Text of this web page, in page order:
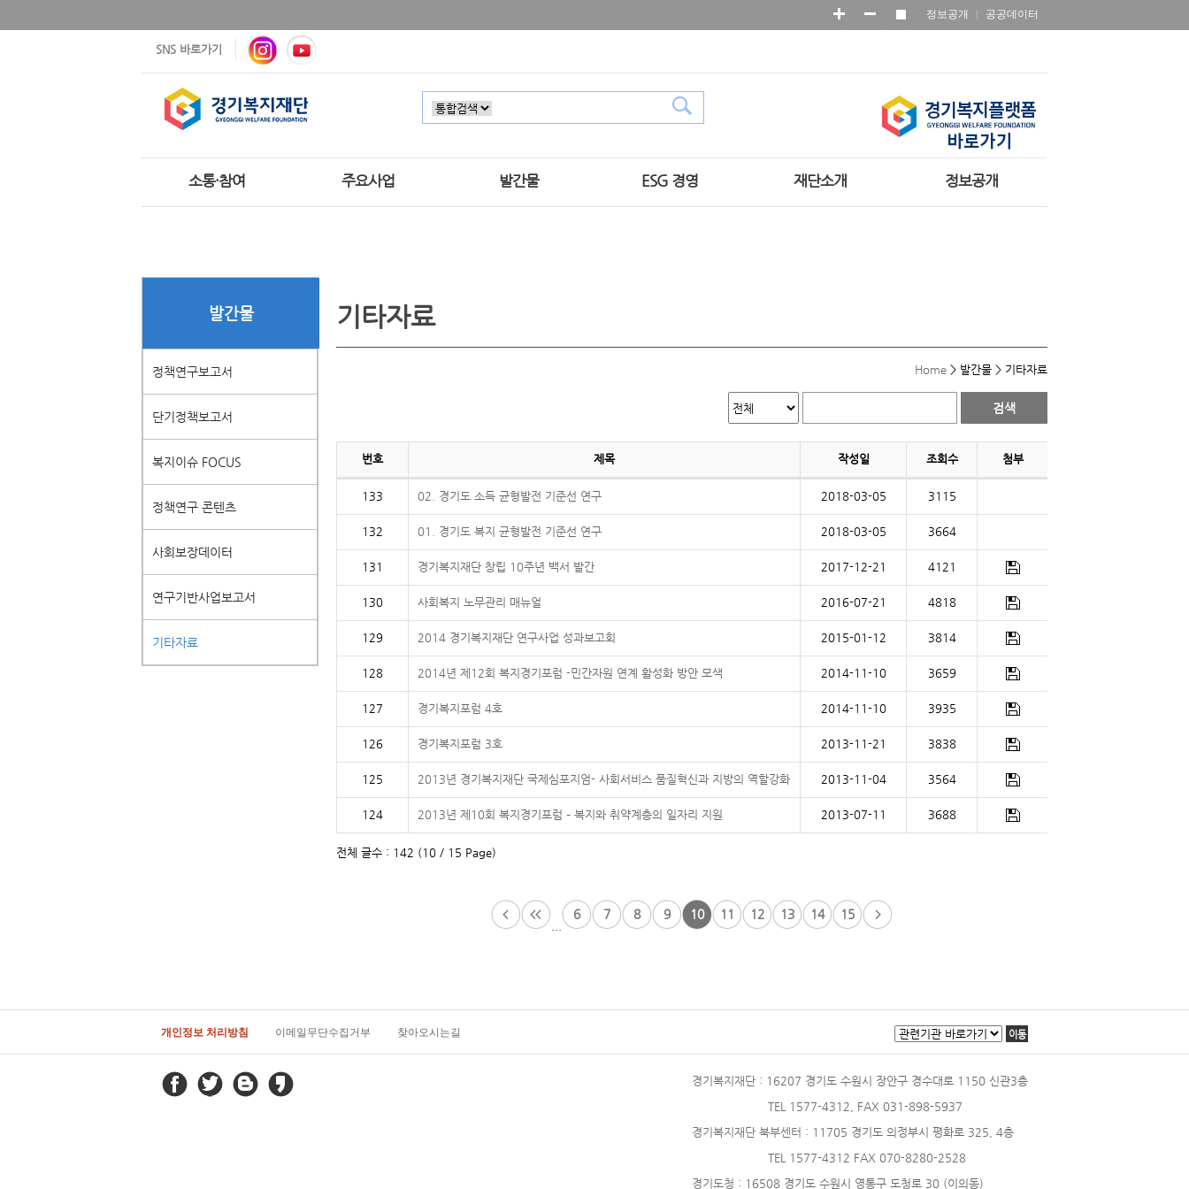
정보공개 공공데이터
SNS 바로가기
소통·참여 주요사업 발간물 ESG 경영 재단소개 정보공개
발간물
정책연구보고서
단기정책보고서
복지이슈 FOCUS
정책연구 콘텐츠
사회보장데이터
연구기반사업보고서
기타자료
기타자료
Home > 발간물 > 기타자료
번호 제목 작성일 조회수 첨부
133 02. 경기도 소득 균형발전 기준선 연구 2018-03-05 3115
132 01. 경기도 복지 균형발전 기준선 연구 2018-03-05 3664
131 경기복지재단 창립 10주년 백서 발간 2017-12-21 4121
130 사회복지 노무관리 매뉴얼 2016-07-21 4818
129 2014 경기복지재단 연구사업 성과보고회 2015-01-12 3814
128 2014년 제12회 복지경기포럼 -민간자원 연계 활성화 방안 모색 2014-11-10 3659
127 경기복지포럼 4호 2014-11-10 3935
126 경기복지포럼 3호 2013-11-21 3838
125 2013년 경기복지재단 국제심포지엄- 사회서비스 품질혁신과 지방의 역할강화 2013-11-04 3564
124 2013년 제10회 복지경기포럼 – 복지와 취약계층의 일자리 지원 2013-07-11 3688
전체 글수 : 142 (10 / 15 Page)
6 7 8 9 10 11 12 13 14 15
개인정보 처리방침 이메일무단수집거부 찾아오시는길 이동
경기복지재단 : 16207 경기도 수원시 장안구 경수대로 1150 신관3층
TEL 1577-4312, FAX 031-898-5937
경기복지재단 북부센터 : 11705 경기도 의정부시 평화로 325, 4층
TEL 1577-4312 FAX 070-8280-2528
경기도청 : 16508 경기도 수원시 영통구 도청로 30 (이의동)